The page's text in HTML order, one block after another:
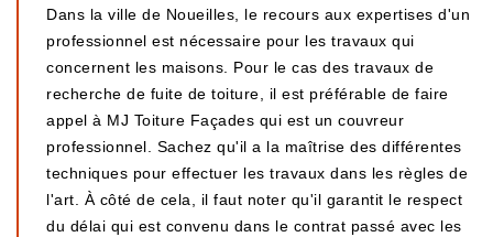
Dans la ville de Noueilles, le recours aux expertises d'un
professionnel est nécessaire pour les travaux qui
concernent les maisons. Pour le cas des travaux de
recherche de fuite de toiture, il est préférable de faire
appel à MJ Toiture Façades qui est un couvreur
professionnel. Sachez qu'il a la maîtrise des différentes
techniques pour effectuer les travaux dans les règles de
l'art. À côté de cela, il faut noter qu'il garantit le respect
du délai qui est convenu dans le contrat passé avec les